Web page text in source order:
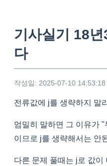
기사실기 18
다
작성일: 2025-07-10 14:53:18
전류값에 j를 생략하지 말
엄밀히 말하면 그 이유가
이므로 j를 생략해서는 안
다른 문제 풀때는 j로 값이